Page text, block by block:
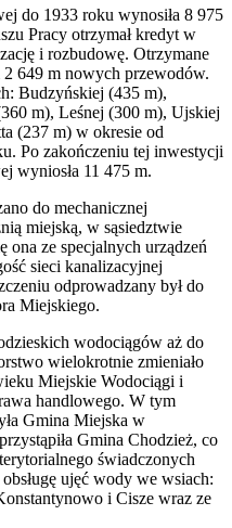
do 1933 roku wynosiła 8 975
Pracy otrzymał kredyt w
i rozbudowę. Otrzymane
2 649 m nowych przewodów.
Budzyńskiej (435 m),
m), Leśnej (300 m), Ujskiej
(237 m) w okresie od
Po zakończeniu tej inwestycji
wyniosła 11 475 m.
do mechanicznej
miejską, w sąsiedztwie
ona ze specjalnych urządzeń
sieci kanalizacyjnej
odprowadzany był do
Miejskiego.
wodociągów aż do
wielokrotnie zmieniało
Miejskie Wodociągi i
handlowego. W tym
Gmina Miejska w
Gmina Chodzież, co
świadczonych
ujęć wody we wsiach:
i Cisze wraz ze